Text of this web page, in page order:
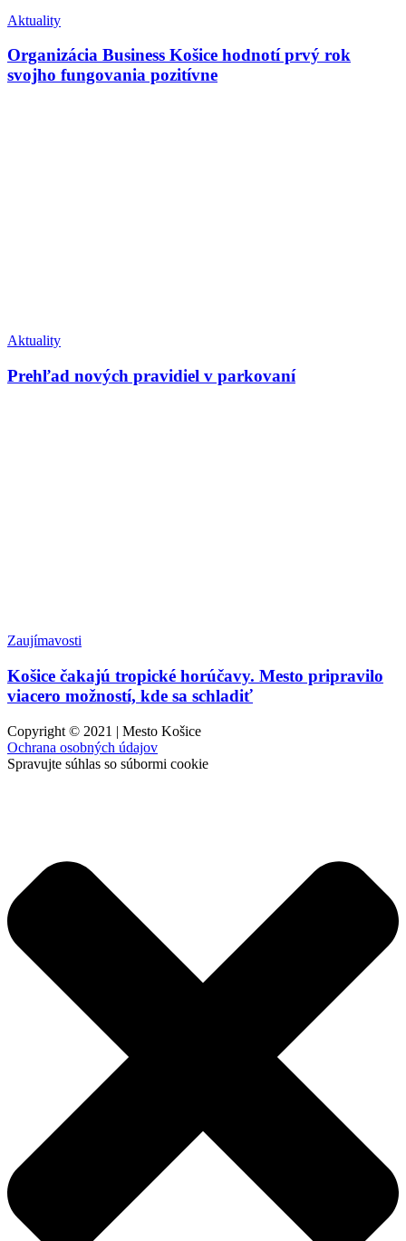
Aktuality
Organizácia Business Košice hodnotí prvý rok
svojho fungovania pozitívne
Aktuality
Prehľad nových pravidiel v parkovaní
Zaujímavosti
Košice čakajú tropické horúčavy. Mesto pripravilo
viacero možností, kde sa schladiť
Copyright © 2021 | Mesto Košice
Ochrana osobných údajov
Spravujte súhlas so súbormi cookie